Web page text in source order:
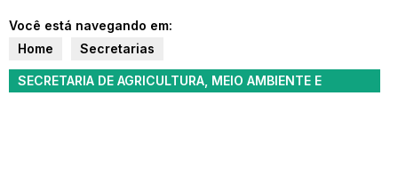
Você está navegando em:
Home
Secretarias
SECRETARIA DE AGRICULTURA, MEIO AMBIENTE E